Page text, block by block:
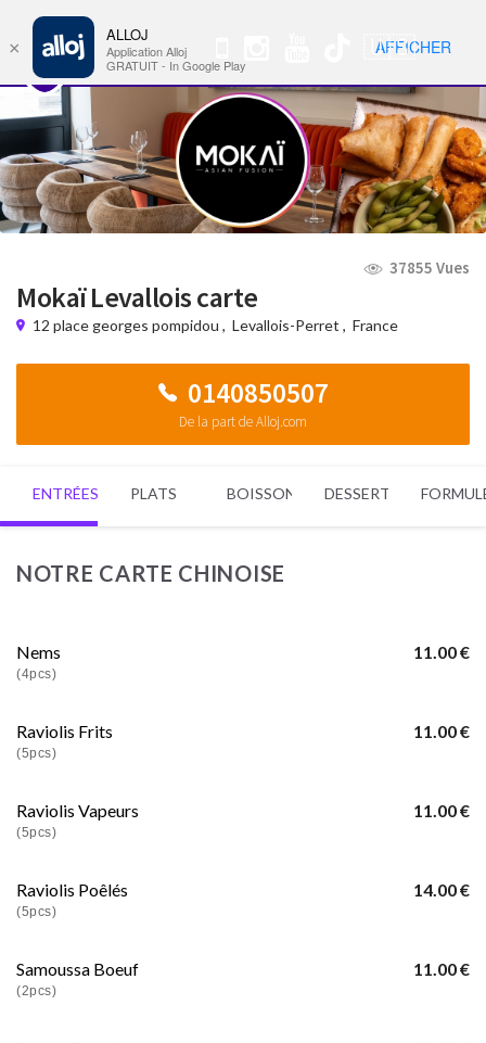
🇺🇸 Nav
37855 Vues
Mokaï Levallois carte
12 place georges pompidou , Levallois-Perret , France
0140850507
De la part de Alloj.com
ENTRÉES PLATS BOISSONS DESSERTS
NOTRE CARTE CHINOISE
11.00 €
Nems
(4pcs)
11.00 €
Raviolis Frits
(5pcs)
11.00 €
Raviolis Vapeurs
(5pcs)
14.00 €
Raviolis Poêlés
(5pcs)
11.00 €
Samoussa Boeuf
(2pcs)
×
ALLOJ
Application Alloj
GRATUIT - In Google Play
AFFICHER